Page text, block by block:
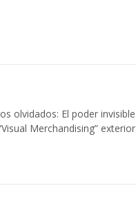
olvidados: El poder invisible
Merchandising” exterior